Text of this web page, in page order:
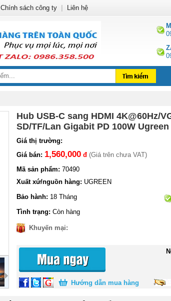
Hub USB-C sang HDMI 4K@60Hz/
SD/TF/Lan Gigabit PD 100W
Giá thị trường:
Giá bán: 1,560,000 đ (Giá trên chưa VAT)
Mã sản phẩm: 70490
Xuất xứ/nguồn hàng: UGREEN
Bảo hành: 18 Tháng
Tình trạng: Còn hàng
Khuyến mại:
Hướng dẫn mua hàng
Chính sách công ty Liên hệ